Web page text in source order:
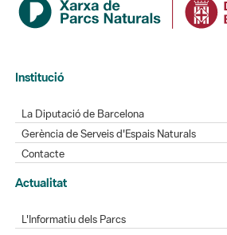
Institució
La Diputació de Barcelona
Gerència de Serveis d'Espais Naturals
Contacte
Actualitat
L'Informatiu dels Parcs